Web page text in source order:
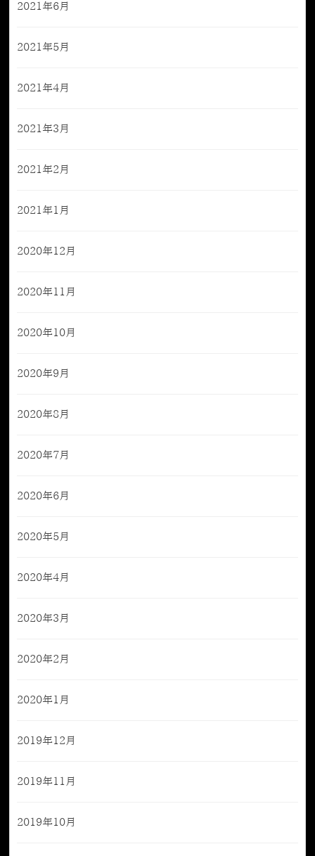
2021年6月
2021年5月
2021年4月
2021年3月
2021年2月
2021年1月
2020年12月
2020年11月
2020年10月
2020年9月
2020年8月
2020年7月
2020年6月
2020年5月
2020年4月
2020年3月
2020年2月
2020年1月
2019年12月
2019年11月
2019年10月